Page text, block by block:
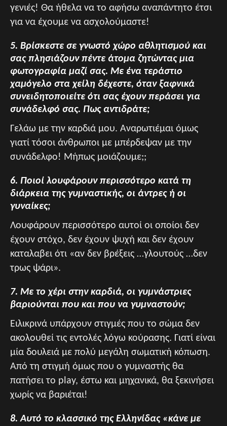
γενιές! Θα ήθελα να το αφήσω αναπάντητο έτσι
για να έχουμε να ασχολούμαστε!
5. Βρίσκεστε σε γνωστό χώρο αθλητισμού και
σας πλησιάζουν πέντε άτομα ζητώντας μια
φωτογραφία μαζί σας. Με ένα τεράστιο
χαμόγελο στα χείλη δέχεστε, όταν ξαφνικά
συνειδητοποιείτε ότι σας έχουν περάσει για
συνάδελφό σας. Πως αντιδράτε;
Γελάω με την καρδιά μου. Αναρωτιέμαι όμως
γιατί τόσοι άνθρωποι με μπέρδεψαν με την
συνάδελφο! Μήπως μοιάζουμε;;
6. Ποιοί λουφάρουν περισσότερο κατά τη
διάρκεια της γυμναστικής, οι άντρες ή οι
γυναίκες;
Λουφάρουν περισσότερο αυτοί οι οποίοι δεν
έχουν στόχο, δεν έχουν ψυχή και δεν έχουν
καταλαβει ότι «αν δεν βρέξεις …γλουτούς …δεν
τρως ψάρι».
7. Με το χέρι στην καρδιά, οι γυμνάστριες
βαριούνται που και που να γυμναστούν;
Ειλικρινά υπάρχουν στιγμές που το σώμα δεν
ακολουθεί τις εντολές λόγω κούρασης. Γιατί είναι
μία δουλειά με πολύ μεγάλη σωματική κόπωση.
Από τη στιγμή όμως που ο γυμναστής θα
πατήσει το play, έστω και μηχανικά, θα ξεκινήσει
χωρίς να βαριέται!
8. Αυτό το κλασσικό της Ελληνίδας «κάνε με